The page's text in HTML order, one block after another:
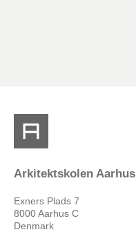
Arkitektskolen Aarhus
Exners Plads 7
8000 Aarhus C
Denmark